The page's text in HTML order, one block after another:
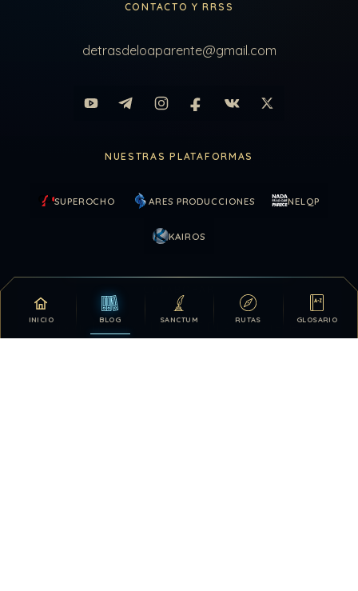
INICIO BLOG SANCTUM RUTAS GLOSARIO
CONTACTO Y RRSS
detrasdeloaparente@gmail.com
NUESTRAS PLATAFORMAS
SUPEROCHO ARES PRODUCCIONES NELQP
KAIROS
Tu apoyo hace posible que DDLA siga creciendo.